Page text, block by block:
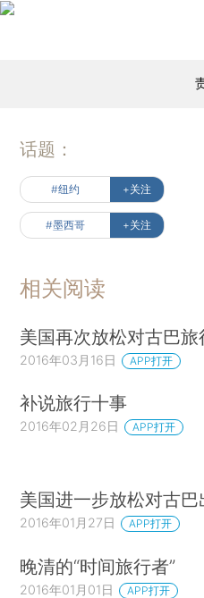
话题：
#纽约 +关注
#墨西哥 +关注
相关阅读
美国再次放松对古巴
2016年03月16日 APP打开
补说旅行十事
2016年02月26日 APP打开
美国进一步放松对古
2016年01月27日 APP打开
晚清的“时间旅行者”
2016年01月01日 APP打开